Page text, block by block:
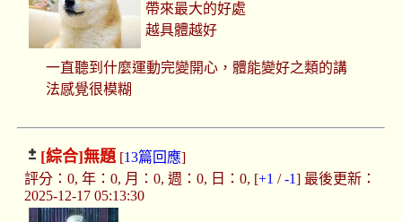
帶來最大的好處
越具體越好
一直聽到什麼運動完變開心，體能變好之類的講
法感覺很模糊
[綜合]無題[13篇回應]
評分：0, 年：0, 月：0, 週：0, 日：0, [+1 /-1] 最後更新：
2025-12-17 05:13:30